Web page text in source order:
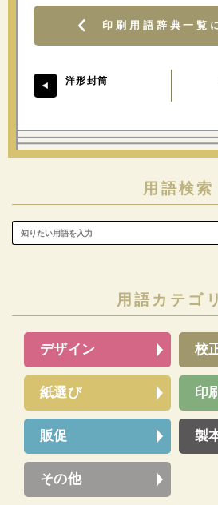
印刷用語辞典一覧
洋形封筒
用語検索
用語カテゴ
デザイン 校
紙選び 印
販促 製
その他